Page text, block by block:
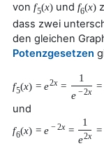
von f5(x)und f6(x)
dass zwei
den gleichen
Potenzgesetzen
f5(x) = e2x =
1
e −2x
=
und
f6(x) = e −2x =
1
e2x
=